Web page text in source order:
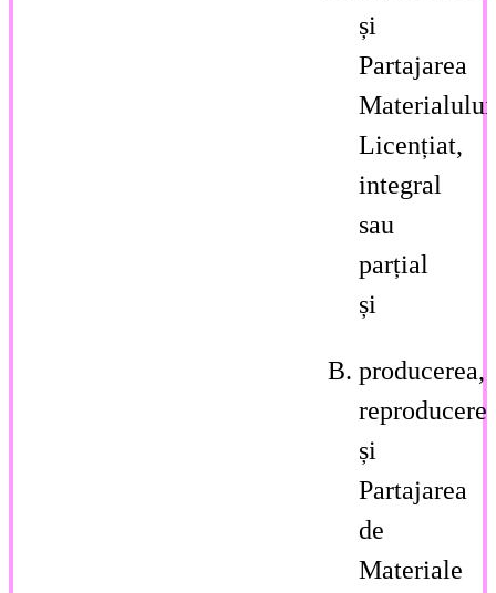
și
Partajarea
Materialului
Licențiat,
integral
sau
parțial
și
producerea,
și
Partajarea
de
Materiale